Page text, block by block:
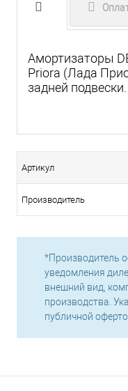
Амортизаторы
Priora (Лада
задней подвески.
Артикул
Производитель
*Производитель
уведомления
внешний вид,
производства.
публичной